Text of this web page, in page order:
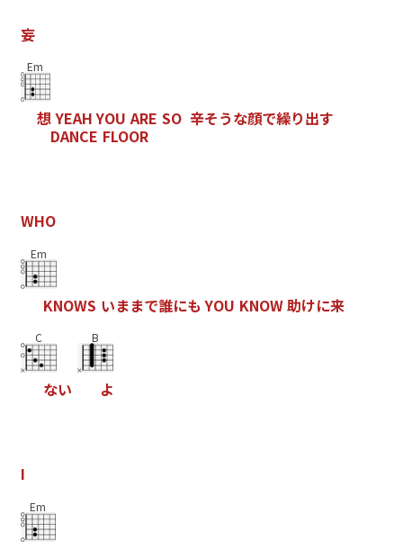
妄
Em
想YEAH YOU ARE SO 辛そうな顔で繰り出す
DANCE FLOOR
WHO
Em
KNOWS いままで誰にも YOU KNOW助けに来
C
ない
B
よ
I
Em